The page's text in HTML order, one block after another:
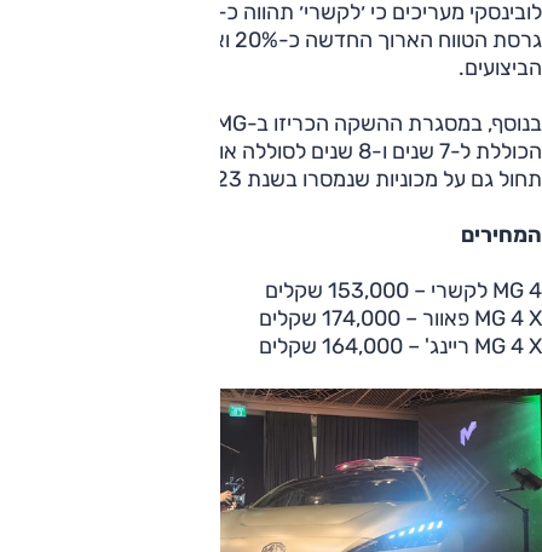
גרסת הטווח הארוך החדשה כ-20% ואת השאר תהווה גרסת
הביצועים.
תחול גם על מכוניות שנמסרו בשנת 2023.
המחירים
MG 4 לקשרי – 153,000 שקלים
MG 4 X פאוור – 174,000 שקלים
MG 4 X ריינג' – 164,000 שקלים